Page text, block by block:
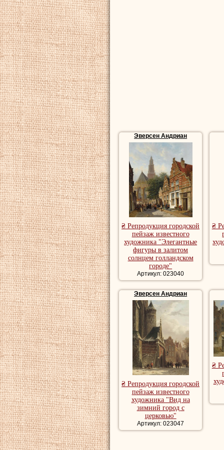
Эверсен Андриан
₴ Репродукция городской
пейзаж известного
художника "Элегантные
фигуры в залитом
солнцем голландском
городе"
Артикул: 023040
₴
Эверсен Андриан
₴ Репродукция городской
пейзаж известного
художника "Вид на
зимний город с
церковью"
Артикул: 023047
₴